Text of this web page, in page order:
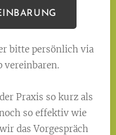
bitte persönlich via
vereinbaren.
Praxis so kurz als
so effektiv wie
das Vorgespräch